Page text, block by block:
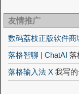
友情推广
数码荔枝正版软件商
落格智聊 | ChatAI 落
落格输入法 X 我写